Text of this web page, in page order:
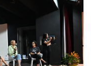
Lost your password?